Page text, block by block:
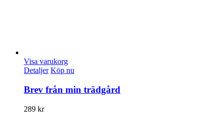
Visa varukorg
Detaljer Köp nu
Brev från min trädgård
289 kr